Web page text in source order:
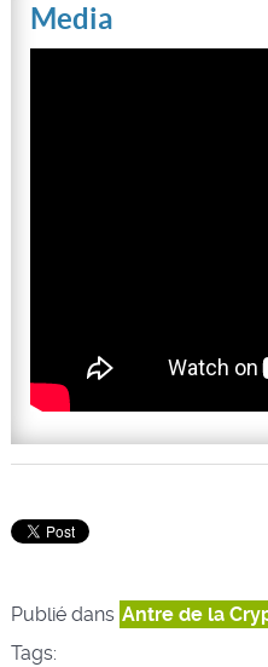
Media
Publié dans Antre de la
Tags: